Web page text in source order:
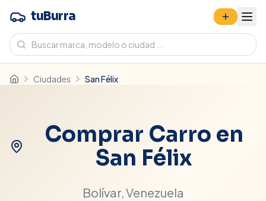
tuBurra
Ciudades San Félix
Comprar Carro en
San Félix
Bolívar, Venezuela